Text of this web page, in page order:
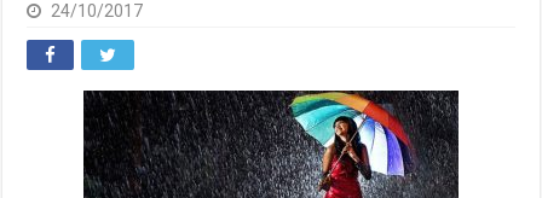
24/10/2017